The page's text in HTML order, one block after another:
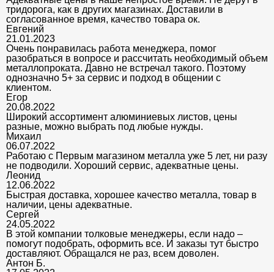
тридорога, как в других магазинах. Доставили в
согласованное время, качество товара ок.
Евгений
21.01.2023
Очень понравилась работа менеджера, помог
разобраться в вопросе и рассчитать необходимый объем
металлопроката. Давно не встречал такого. Поэтому
однозначно 5+ за сервис и подход в общении с
клиентом.
Егор
20.08.2022
Широкий ассортимент алюминиевых листов, цены
разные, можно выбрать под любые нужды.
Михаил
06.07.2022
Работаю с Первым магазином металла уже 5 лет, ни разу
не подводили. Хороший сервис, адекватные цены.
Леонид
12.06.2022
Быстрая доставка, хорошее качество металла, товар в
наличии, цены адекватные.
Сергей
24.05.2022
В этой компании толковые менеджеры, если надо –
помогут подобрать, оформить все. И заказы тут быстро
доставляют. Обращался не раз, всем доволен.
Антон Б.